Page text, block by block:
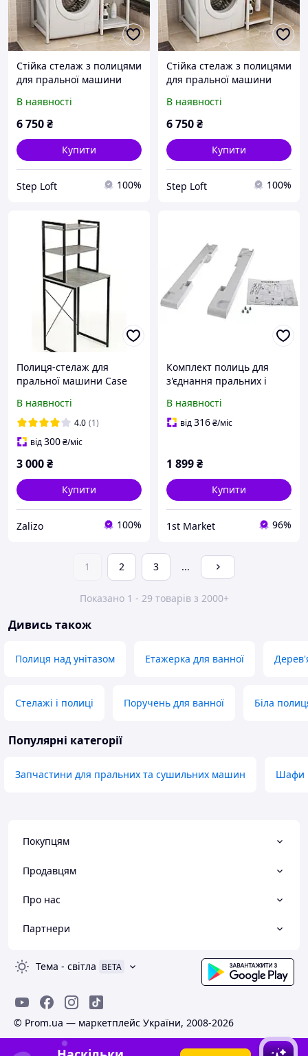
Стійка стелаж з полицями
для пральної машини
В наявності
6 750₴
Купити
Step Loft 100%
Стійка стелаж з полицями
для пральної машини
В наявності
6 750₴
Купити
Step Loft 100%
Полиця-стелаж для
пральної машини Case
1600×675×300/460 мм
В наявності
4.0 (1)
від300₴/міс
3 000₴
Купити
Zalizo 100%
Комплект полиць для
з'єднання пральних і
WSK1101/2 STD FM STCK
KIT
В наявності
від316₴/міс
1 899₴
Купити
1st Market 96%
1 2 3 ...
Показано 1 - 29 товарів з 2000+
Дивись також
Полиця над унітазом Етажерка для ванної
Стелажі і полиці Поручень для ванної Біла
Популярні категорії
Запчастини для пральних та сушильних машин Шафи
Покупцям
Продавцям
Про нас
Партнери
Тема - світла BETA
© Prom.ua — маркетплейс України, 2008-2026